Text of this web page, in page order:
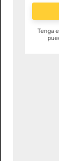
Tenga